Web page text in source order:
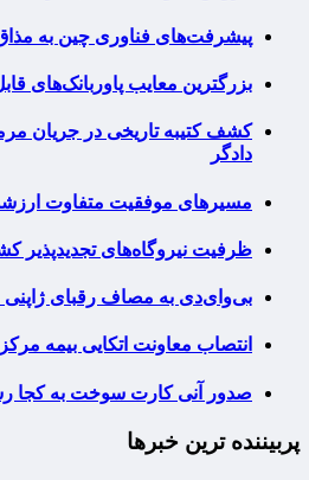
پیشرفت‌های فناوری چین به
بزرگترین معایب پاوربانک‌های
کشف کتیبه تاریخی در جریان
دادگر
مسیرهای موفقیت متفاوت
ظرفیت نیروگاه‌های تجدیدپذیر
بی‌وای‌دی به مصاف رقبای
انتصاب معاونت اتکایی بیمه
صدور آنی کارت سوخت به کجا
پربیننده ترین خبرها